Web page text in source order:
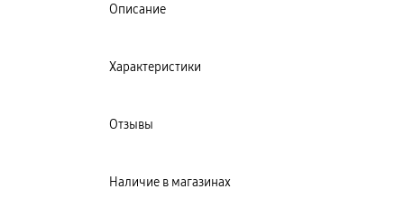
Описание
Характеристики
Отзывы
Наличие в магазинах